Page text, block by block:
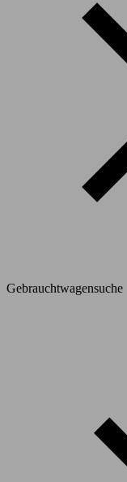
Gebrauchtwagensuche